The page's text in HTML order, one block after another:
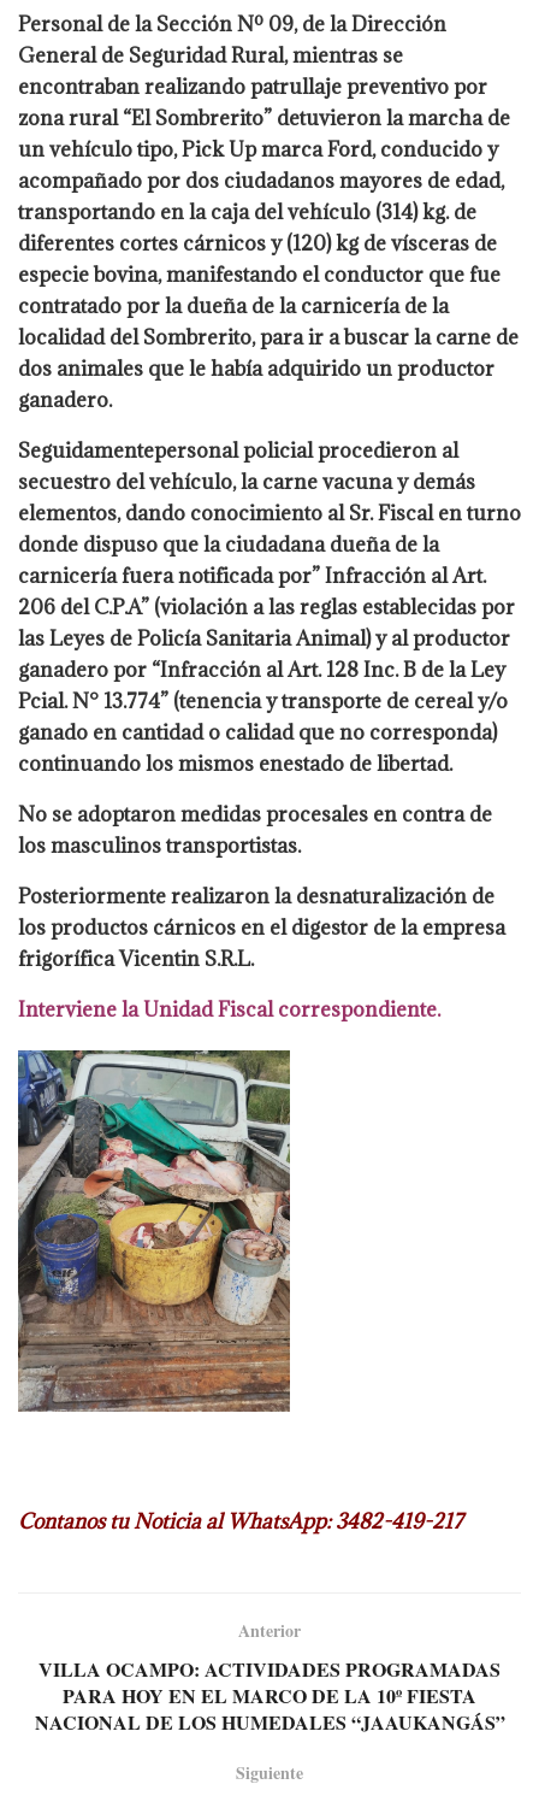
Personal de la Sección Nº 09, de la Dirección
General de Seguridad Rural, mientras se
encontraban realizando patrullaje preventivo por
zona rural “El Sombrerito” detuvieronla marcha de
un vehículo tipo, Pick Up marca Ford, conducido y
acompañado por dos ciudadanos mayores de edad,
transportando en la caja del vehículo (314) kg. de
diferentes cortes cárnicos y (120) kg de vísceras de
especie bovina, manifestando el conductor quefue
contratado por la dueña de la carnicería de la
localidad del Sombrerito, para ir a buscarla carne de
dos animales que le había adquirido un productor
ganadero.
Seguidamentepersonal policial procedieron al
secuestro del vehículo, la carne vacuna y demás
elementos, dando conocimiento al Sr. Fiscal en turno
donde dispuso que la ciudadanadueña de la
carnicería fuera notificada por” Infracción al Art.
206 del C.P.A” (violación alas reglas establecidas por
las Leyes de Policía Sanitaria Animal) y al productor
ganaderopor “Infracción al Art. 128 Inc. B de la Ley
Pcial. N° 13.774” (tenencia y transporte de cereal y/o
ganado en cantidad o calidad que no corresponda)
continuando los mismos enestado de libertad.
No se adoptaron medidas procesales en contra de
los masculinostransportistas.
Posteriormente realizaron la desnaturalización de
los productos cárnicos en el digestor de la empresa
frigorífica Vicentin S.R.L.
Interviene la Unidad Fiscalcorrespondiente.
Contanos tu Noticia al WhatsApp: 3482-419-217
Anterior
VILLA OCAMPO: ACTIVIDADES PROGRAMADAS
PARA HOY EN EL MARCO DE LA 10º FIESTA
NACIONAL DE LOS HUMEDALES “JAAUKANGÁS”
Siguiente